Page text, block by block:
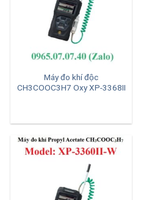
Máy đo khí độc
CH3COOC3H7 Oxy XP-3368II